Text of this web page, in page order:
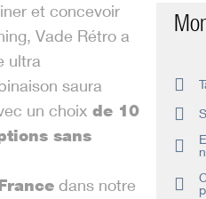
et concevoir
Vade Rétro a
ultra
saura
un choixde 10
sans
dans notre